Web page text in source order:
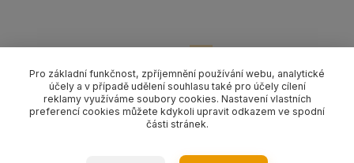
Pro základní funkčnost, zpříjemnění používání webu, analytické
účely a v případě udělení souhlasu také pro účely cílení
reklamy využíváme soubory cookies. Nastavení vlastních
preferencí cookies můžete kdykoli upravit odkazem ve spodní
části stránek.